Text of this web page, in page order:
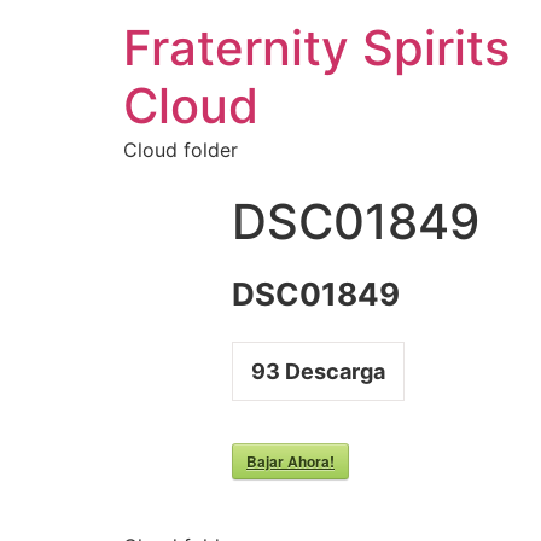
Fraternity Spirits
Cloud
Cloud folder
DSC01849
DSC01849
93 Descarga
Bajar Ahora!